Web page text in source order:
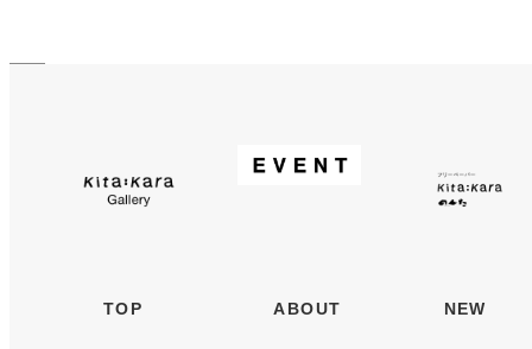
TOP ABOUT NEW